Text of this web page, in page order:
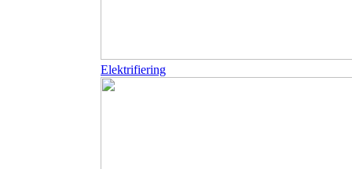
Elektrifiering